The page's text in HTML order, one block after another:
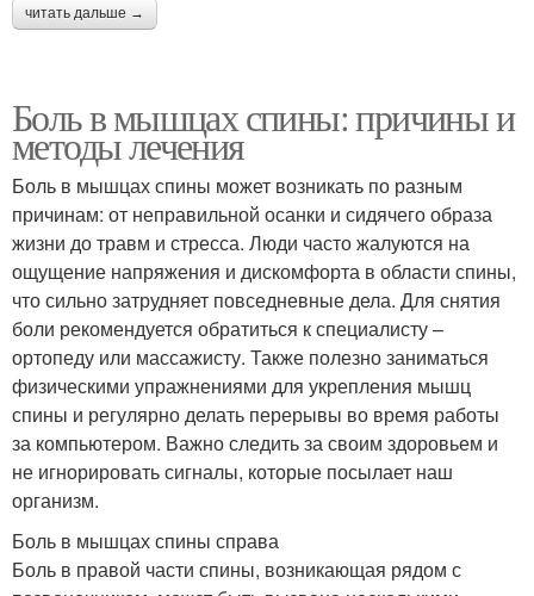
читать дальше →
Боль в мышцах спины: причины и
методы лечения
Боль в мышцах спины может возникать по разным
причинам: от неправильной осанки и сидячего образа
жизни до травм и стресса. Люди часто жалуются на
ощущение напряжения и дискомфорта в области спины,
что сильно затрудняет повседневные дела. Для снятия
боли рекомендуется обратиться к специалисту –
ортопеду или массажисту. Также полезно заниматься
физическими упражнениями для укрепления мышц
спины и регулярно делать перерывы во время работы
за компьютером. Важно следить за своим здоровьем и
не игнорировать сигналы, которые посылает наш
организм.
Боль в мышцах спины справа
Боль в правой части спины, возникающая рядом с